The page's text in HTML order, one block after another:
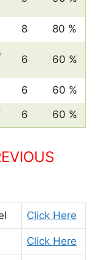
8 80 %
6 60 %
6
60 %
6 60 %
Click Here
Click Here